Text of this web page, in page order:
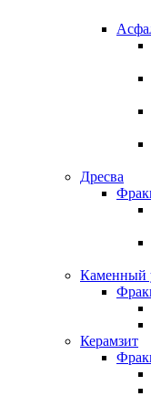
Дресва
Каменный
Керамзит